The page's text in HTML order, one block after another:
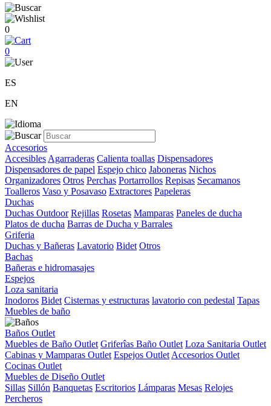
0
0
ES
EN
Accesorios
Accesibles Agarraderas Calienta toallas Dispensadores
Dispensadores de papel Espejo chico Jaboneras Nichos
Organizadores Otros Perchas Portarrollos Repisas Secamanos
Toalleros Vaso y Posavaso Extractores Papeleras
Duchas
Duchas Outdoor Rejillas Rosetas Mamparas Paneles de ducha
Platos de ducha Barras de Ducha y Barrales
Griferia
Duchas y Bañeras Lavatorio Bidet Otros
Bachas
Bañeras e hidromasajes
Espejos
Loza sanitaria
Inodoros Bidet Cisternas y estructuras lavatorio con pedestal Tapas
Muebles de baño
Baños Outlet
Muebles de Baño Outlet Griferîas Baño Outlet Loza Sanitaria Outlet
Cabinas y Mamparas Outlet Espejos Outlet Accesorios Outlet
Cocinas Outlet
Muebles de Diseño Outlet
Sillas Sillón Banquetas Escritorios Lámparas Mesas Relojes
Percheros